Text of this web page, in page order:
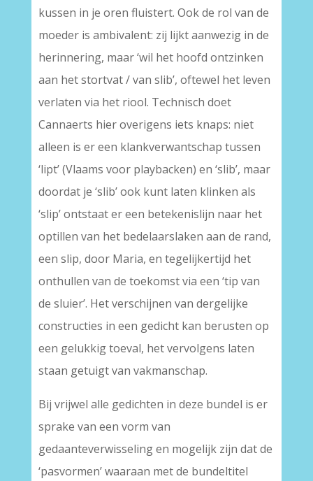
kussen in je oren fluistert. Ook de rol van de
moeder is ambivalent: zij lijkt aanwezig in de
herinnering, maar ‘wil het hoofd ontzinken
aan het stortvat / van slib’, oftewel het leven
verlaten via het riool. Technisch doet
Cannaerts hier overigens iets knaps: niet
alleen is er een klankverwantschap tussen
‘lipt’ (Vlaams voor playbacken) en ‘slib’, maar
doordat je ‘slib’ ook kunt laten klinken als
‘slip’ ontstaat er een betekenislijn naar het
optillen van het bedelaarslaken aan de rand,
een slip, door Maria, en tegelijkertijd het
onthullen van de toekomst via een ‘tip van
de sluier’. Het verschijnen van dergelijke
constructies in een gedicht kan berusten op
een gelukkig toeval, het vervolgens laten
staan getuigt van vakmanschap.
Bij vrijwel alle gedichten in deze bundel is er
sprake van een vorm van
gedaanteverwisseling en mogelijk zijn dat de
‘pasvormen’ waaraan met de bundeltitel